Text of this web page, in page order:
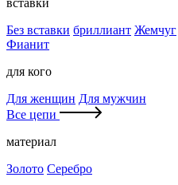
вставки
Без вставки бриллиант Жемчуг
Фианит
для кого
Для женщин Для мужчин
Все цепи
материал
Золото Серебро